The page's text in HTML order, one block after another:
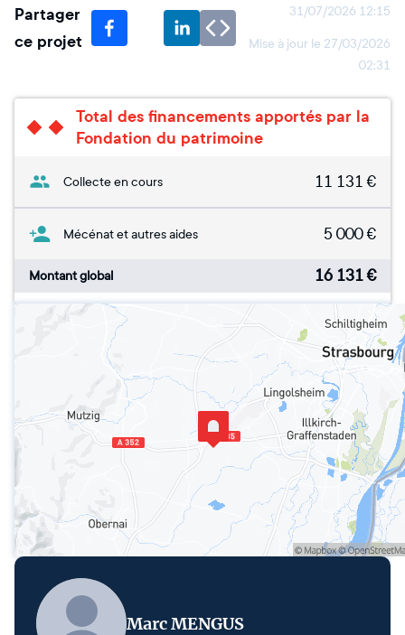
Partager
ce projet
31/07/2026 12:15
Mise à jour le 27/03/2026
02:31
Total des financements apportés par la
Fondation du patrimoine
Collecte en cours 11 131 €
Mécénat et autres aides 5 000€
Montant global 16 131€
Marc MENGUS